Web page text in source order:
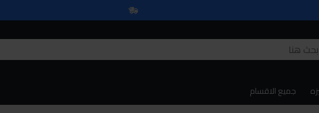
جميع الاقسام